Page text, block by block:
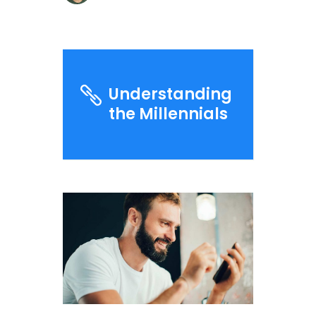
Understanding
the Millennials